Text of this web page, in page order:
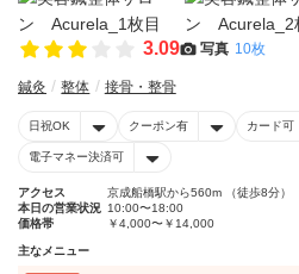
3.09 写真 10枚
鍼灸 整体 接骨・整骨
日祝OK クーポン有 カード可
電子マネー決済可
アクセス
京成船橋駅から560m （徒歩8分）
本日の営業状況 10:00〜18:00
価格帯
￥4,000〜￥14,000
主なメニュー